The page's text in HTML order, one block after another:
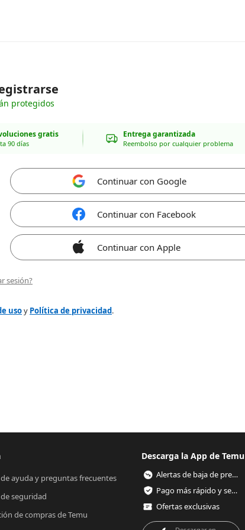
protegidos
gratis
90 días
Entrega garantizada
Reembolso por cualquier problema
Continuar con Google
Continuar con Facebook
Continuar con Apple
sesión?
usoy Política de privacidad.
ayuda y preguntas frecuentes
seguridad
de compras de Temu
Descarga la App de Temu
Alertas de baja de precios
Pago más rápido y seguro
Ofertas exclusivas